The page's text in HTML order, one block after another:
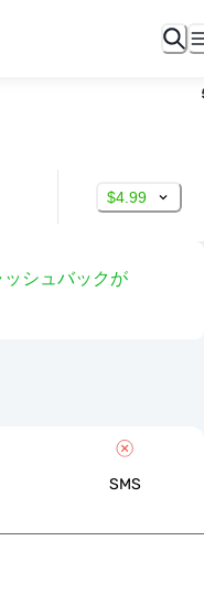
$4.99
シュバックが
SMS